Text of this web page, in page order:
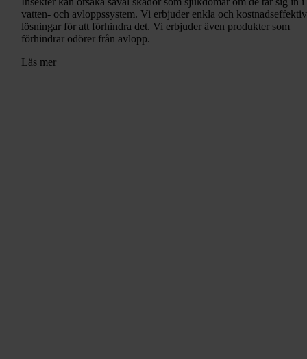
vatten- och avloppssystem. Vi erbjuder enkla och
lösningar för att förhindra det. Vi erbjuder även produkter som
förhindrar odörer från avlopp.
Läs mer